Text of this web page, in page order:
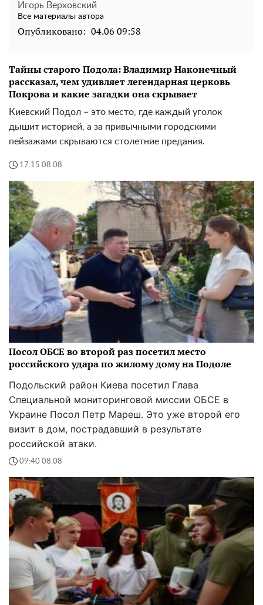
Игорь Верховский
Все материалы автора
Опубликовано: 04.06 09:58
Тайны старого Подола: Владимир Наконечный
рассказал, чем удивляет легендарная церковь
Покрова и какие загадки она скрывает
Киевский Подол – это место, где каждый уголок
дышит историей, а за привычными городскими
пейзажами скрываются столетние предания.
17:15 08.08
Посол ОБСЕ во второй раз посетил место
российского удара по жилому дому на Подоле
Подольский район Киева посетил Глава
Специальной мониторинговой миссии ОБСЕ в
Украине Посол Петр Мареш. Это уже второй его
визит в дом, пострадавший в результате
российской атаки.
09:40 08.08